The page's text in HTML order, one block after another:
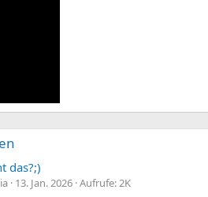
das?;)
13. Jan. 2026 Aufrufe: 2K